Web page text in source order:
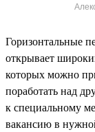
Горизонтальные
открывает
которых можно
поработать над
к специальному
вакансию в